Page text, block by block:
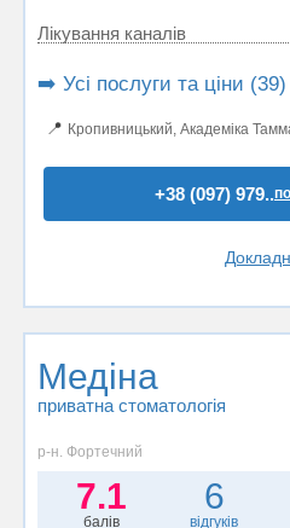
Лікування каналів
➡️ Усі послуги та ціни (39)
📍 Кропивницький, Академіка
+38 (097) 979..
Медіна
приватна стоматологія
р-н. Фортечний
7.1
балів
6
відгуків